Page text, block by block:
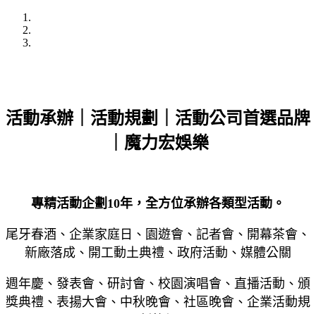
活動承辦｜活動規劃｜活動公司首選品牌
｜魔力宏娛樂
專精活動企劃10年，全方位承辦各類型活動。
尾牙春酒、企業家庭日、園遊會、記者會、開幕茶會、
新廠落成、開工動土典禮、政府活動、媒體公關
週年慶、發表會、研討會、校園演唱會、直播活動、頒
獎典禮、表揚大會、中秋晚會、社區晚會、企業活動規